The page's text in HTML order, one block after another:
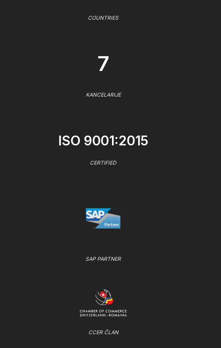
COUNTRIES
7
KANCELARIJE
ISO 9001:2015
CERTIFIED
SAP PARTNER
CCER ČLAN